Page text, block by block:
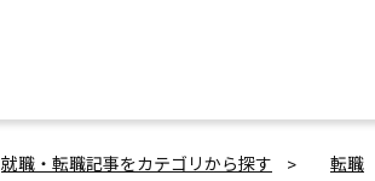
就職・転職記事をカテゴリから探す 転職